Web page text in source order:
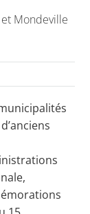
Mondeville